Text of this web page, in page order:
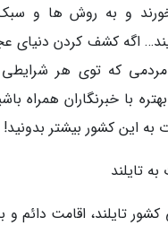
و به روش ها و
اگه کشف کردن دنیای
مردمی که توی هر شرایطی
با خبرنگاران همراه
این کشور بیشتر بدونید!
تایلند
تایلند، اقامت دائم و